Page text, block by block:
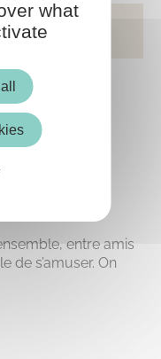
lots* à
entre amis
de s’amuser. On
what